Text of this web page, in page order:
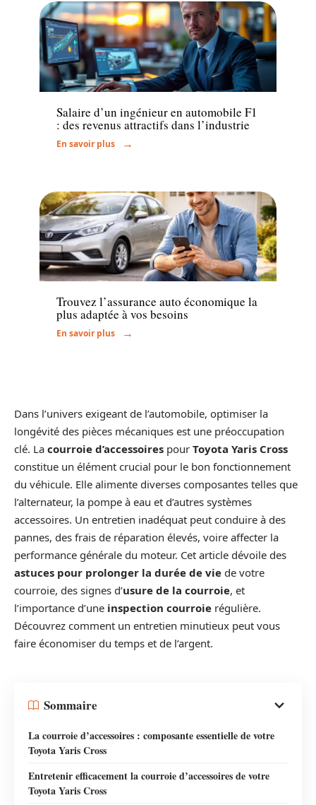
Actu
Salaire d’un ingénieur en automobile F1
: des revenus attractifs dans l’industrie
En savoir plus
Assurance
Trouvez l’assurance auto économique la
plus adaptée à vos besoins
En savoir plus
Dans l’univers exigeant de l’automobile, optimiser la
longévité des pièces mécaniques est une préoccupation
clé. La courroie d’accessoires pour Toyota Yaris Cross
constitue un élément crucial pour le bon fonctionnement
du véhicule. Elle alimente diverses composantes telles que
l’alternateur, la pompe à eau et d’autres systèmes
accessoires. Un entretien inadéquat peut conduire à des
pannes, des frais de réparation élevés, voire affecter la
performance générale du moteur. Cet article dévoile des
astuces pour prolonger la durée de vie de votre
courroie, des signes d’usure de la courroie, et
l’importance d’une inspection courroie régulière.
Découvrez comment un entretien minutieux peut vous
faire économiser du temps et de l’argent.
Sommaire
La courroie d’accessoires : composante essentielle de votre
Toyota Yaris Cross
Entretenir efficacement la courroie d’accessoires de votre
Toyota Yaris Cross